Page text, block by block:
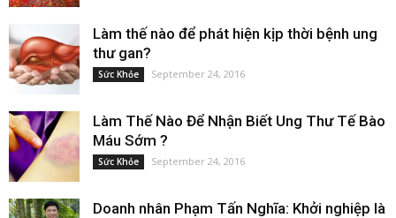
Làm thế nào để phát hiện kịp thời bệnh ung
thư gan?
Sức Khỏe September 24, 2016
Làm Thế Nào Để Nhận Biết Ung Thư Tế Bào
Máu Sớm ?
Sức Khỏe September 24, 2016
Doanh nhân Phạm Tấn Nghĩa: Khởi nghiệp là